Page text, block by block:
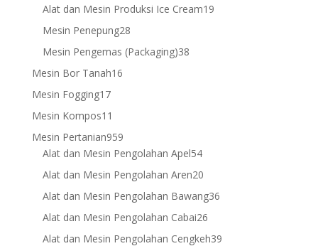
Alat dan Mesin Produksi Ice Cream1919
Mesin Penepung2828
products
Mesin Pengemas (Packaging)3838
Mesin Bor Tanah1616
Mesin Fogging1717
products
Mesin Kompos11
products
Mesin Pertanian959959
products
Alat dan Mesin Pengolahan Apel5454
products
Alat dan Mesin Pengolahan Aren2020
products
Alat dan Mesin Pengolahan Bawang3636
Alat dan Mesin Pengolahan Cabai2626
products
Alat dan Mesin Pengolahan Cengkeh3939